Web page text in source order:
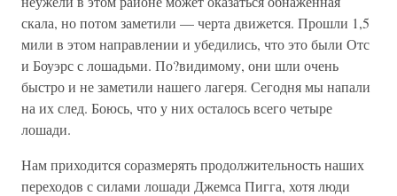
скала, но потом заметили — черта движется. Прошли 1,5
мили в этом направлении и убедились, что это были Отс
и Боуэрс с лошадьми. По?видимому, они шли очень
быстро и не заметили нашего лагеря. Сегодня мы напали
на их след. Боюсь, что у них осталось всего четыре
лошади.
Нам приходится соразмерять продолжительность наших
переходов с силами лошади Джемса Пигга, хотя люди